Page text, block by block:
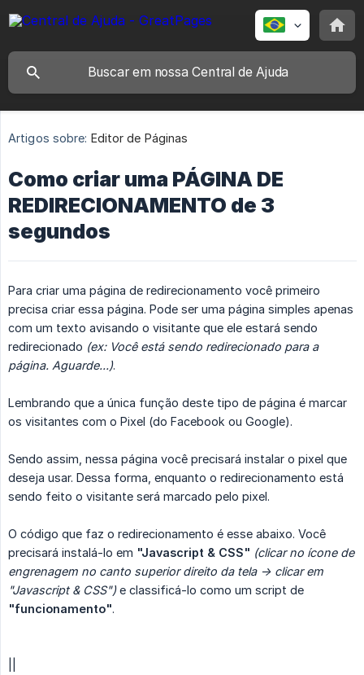
Artigos sobre: Editor de Páginas
Como criar uma PÁGINA DE
REDIRECIONAMENTO de 3
segundos
Para criar uma página de redirecionamento você primeiro
precisa criar essa página. Pode ser uma página simples apenas
com um texto avisando o visitante que ele estará sendo
redirecionado (ex: Você está sendo redirecionado para a
página. Aguarde...).
Lembrando que a única função deste tipo de página é marcar
os visitantes com o Pixel (do Facebook ou Google).
Sendo assim, nessa página você precisará instalar o pixel que
deseja usar. Dessa forma, enquanto o redirecionamento está
sendo feito o visitante será marcado pelo pixel.
O código que faz o redirecionamento é esse abaixo. Você
precisará instalá-lo em "Javascript & CSS" (clicar no ícone de
engrenagem no canto superior direito da tela -> clicar em
"Javascript & CSS")e classificá-lo como um script de
"funcionamento".